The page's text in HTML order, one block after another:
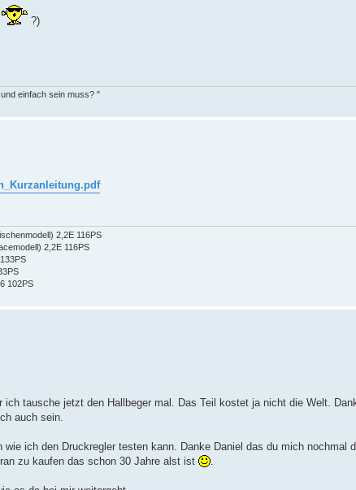
?)
einfach sein muss? "
2,2E 116PS
2,2E 116PS
102PS
ich tausche jetzt den Hallbeger mal. Das Teil kostet ja nicht die Welt.
auch sein.
wie ich den Druckregler testen kann. Danke Daniel das du mich nochmal
zu kaufen das schon 30 Jahre alst ist
.